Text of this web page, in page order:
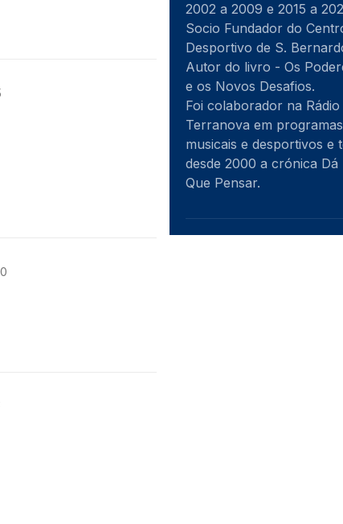
2002 a 2009 e 2015 a
Socio Fundador do
Desportivo de S.
Autor do livro - Os
e os Novos Desafios.
Foi colaborador na Rádio
Terranova em programas
musicais e desportivos e
desde 2000 a crónica Dá
Que Pensar.